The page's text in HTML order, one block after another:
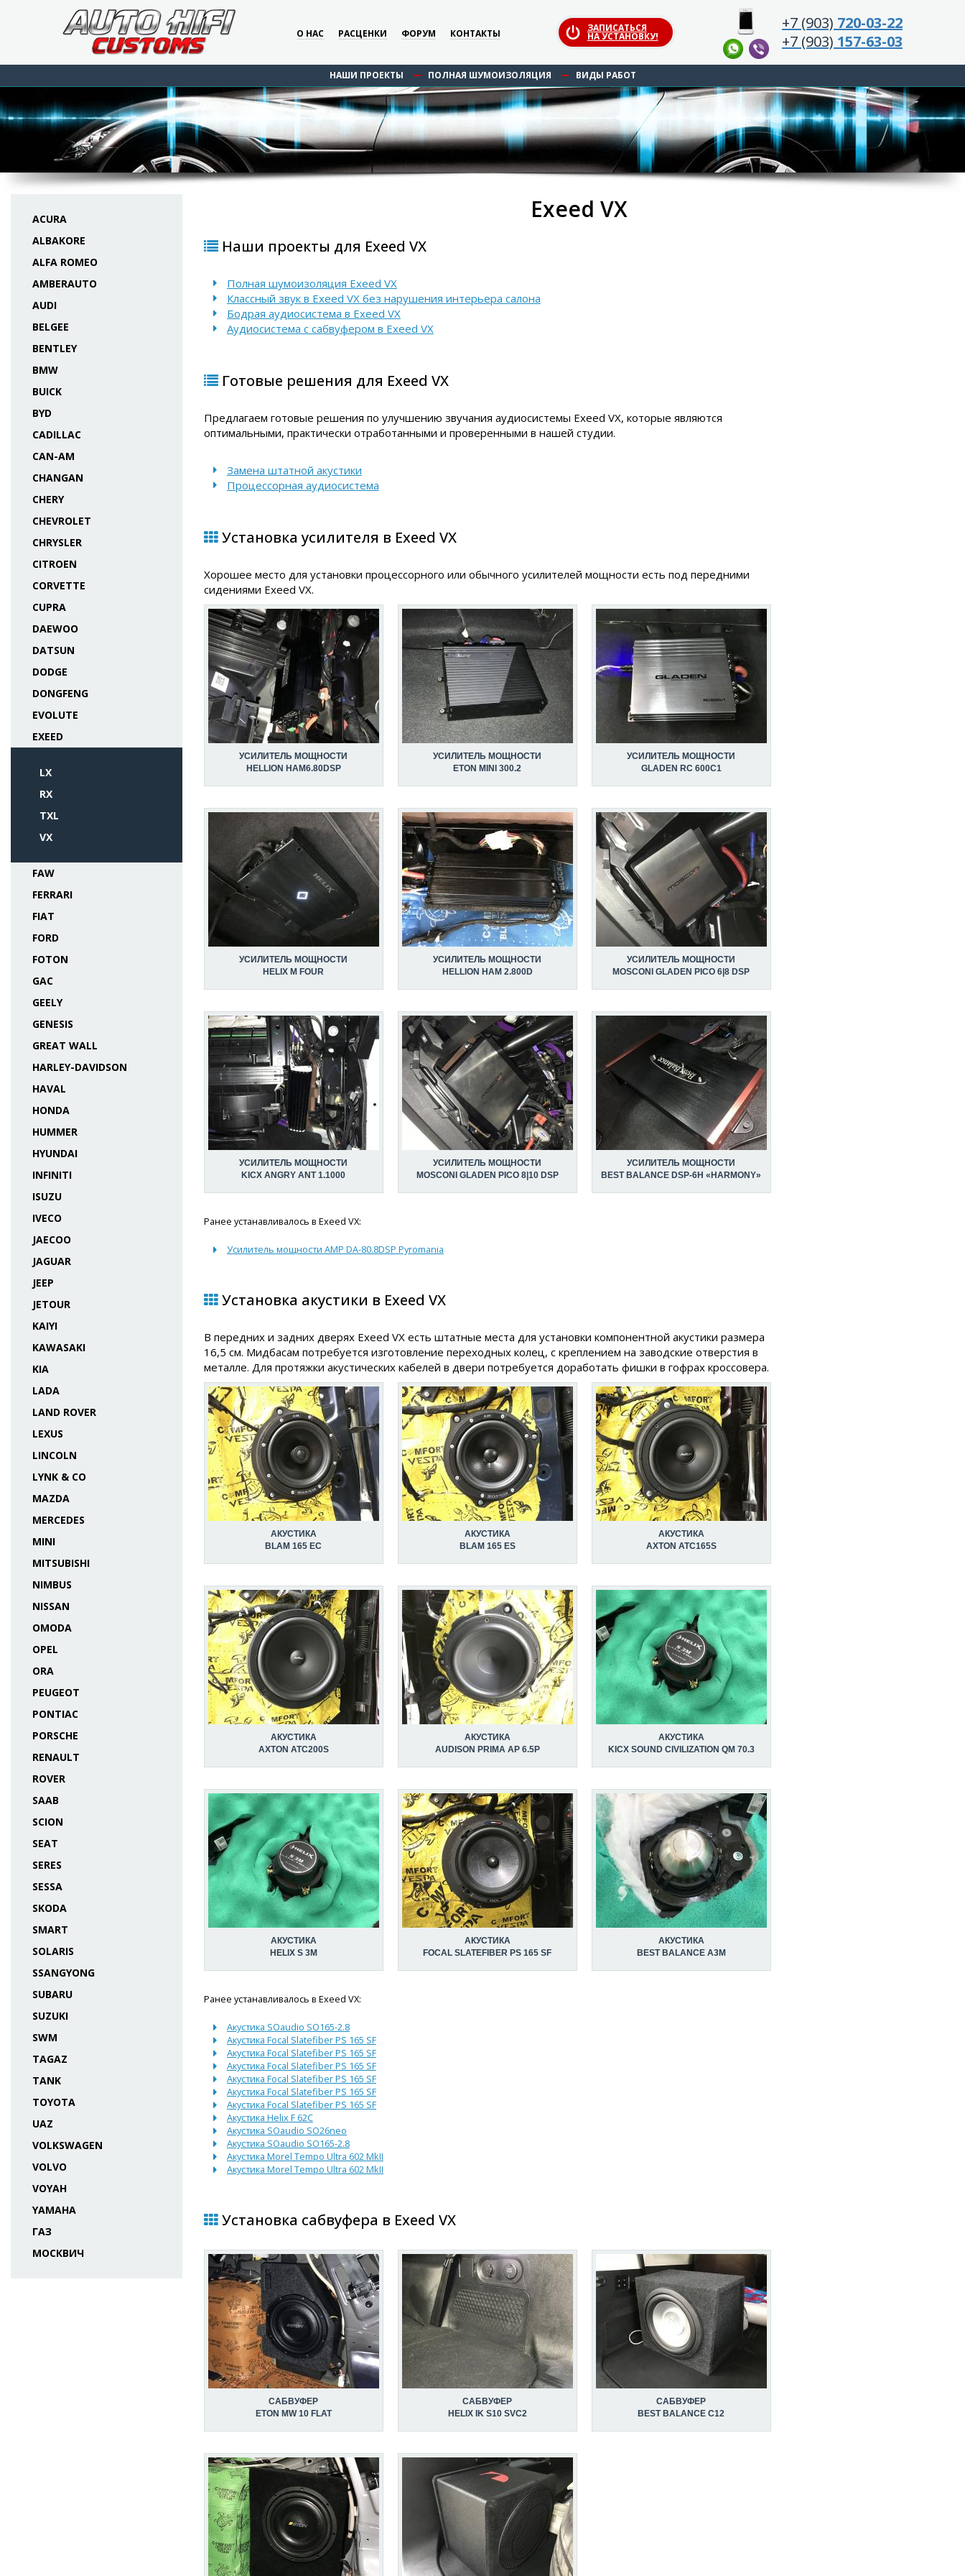
О НАС РАСЦЕНКИ ФОРУМ КОНТАКТЫ ЗАПИСАТЬСЯ
НА УСТАНОВКУ!
+7 (903) 720-03-22
+7 (903) 157-63-03
НАШИ ПРОЕКТЫ ПОЛНАЯ ШУМОИЗОЛЯЦИЯ ВИДЫ РАБОТ
ACURA
ALBAKORE
ALFA ROMEO
AMBERAUTO
AUDI
BELGEE
BENTLEY
BMW
BUICK
BYD
CADILLAC
CAN-AM
CHANGAN
CHERY
CHEVROLET
CHRYSLER
CITROEN
CORVETTE
CUPRA
DAEWOO
DATSUN
DODGE
DONGFENG
EVOLUTE
EXEED
LX
RX
TXL
VX
FAW
FERRARI
FIAT
FORD
FOTON
GAC
GEELY
GENESIS
GREAT WALL
HARLEY-DAVIDSON
HAVAL
HONDA
HUMMER
HYUNDAI
INFINITI
ISUZU
IVECO
JAECOO
JAGUAR
JEEP
JETOUR
KAIYI
KAWASAKI
KIA
LADA
LAND ROVER
LEXUS
LINCOLN
LYNK & CO
MAZDA
MERCEDES
MINI
MITSUBISHI
NIMBUS
NISSAN
OMODA
OPEL
ORA
PEUGEOT
PONTIAC
PORSCHE
RENAULT
ROVER
SAAB
SCION
SEAT
SERES
SESSA
SKODA
SMART
SOLARIS
SSANGYONG
SUBARU
SUZUKI
SWM
TAGAZ
TANK
TOYOTA
UAZ
VOLKSWAGEN
VOLVO
VOYAH
YAMAHA
ГАЗ
МОСКВИЧ
Exeed VX
Наши проекты для Exeed VX
Полная шумоизоляция Exeed VX
Классный звук в Exeed VX без нарушения интерьера салона
Бодрая аудиосистема в Exeed VX
Аудиосистема с сабвуфером в Exeed VX
Готовые решения для Exeed VX
Предлагаем готовые решения по улучшению звучания аудиосистемы Exeed VX, которые являются
оптимальными, практически отработанными и проверенными в нашей студии.
Замена штатной акустики
Процессорная аудиосистема
Установка усилителя в Exeed VX
Хорошее место для установки процессорного или обычного усилителей мощности есть под передними
сидениями Exeed VX.
УСИЛИТЕЛЬ МОЩНОСТИ
HELLION HAM6.80DSP
УСИЛИТЕЛЬ МОЩНОСТИ
ETON MINI 300.2
УСИЛИТЕЛЬ МОЩНОСТИ
GLADEN RC 600C1
УСИЛИТЕЛЬ МОЩНОСТИ
HELIX M FOUR
УСИЛИТЕЛЬ МОЩНОСТИ
HELLION HAM 2.800D
УСИЛИТЕЛЬ МОЩНОСТИ
MOSCONI GLADEN PICO 6|8 DSP
УСИЛИТЕЛЬ МОЩНОСТИ
KICX ANGRY ANT 1.1000
УСИЛИТЕЛЬ МОЩНОСТИ
MOSCONI GLADEN PICO 8|10 DSP
УСИЛИТЕЛЬ МОЩНОСТИ
BEST BALANCE DSP-6H «HARMONY»
Ранее устанавливалось в Exeed VX:
Усилитель мощности AMP DA-80.8DSP Pyromania
Установка акустики в Exeed VX
В передних и задних дверях Exeed VX есть штатные места для установки компонентной акустики размера
16,5 см. Мидбасам потребуется изготовление переходных колец, с креплением на заводские отверстия в
металле. Для протяжки акустических кабелей в двери потребуется доработать фишки в гофрах кроссовера.
АКУСТИКА
BLAM 165 EC
АКУСТИКА
BLAM 165 ES
АКУСТИКА
AXTON ATC165S
АКУСТИКА
AXTON ATC200S
АКУСТИКА
AUDISON PRIMA AP 6.5P
АКУСТИКА
KICX SOUND CIVILIZATION QM 70.3
АКУСТИКА
HELIX S 3M
АКУСТИКА
FOCAL SLATEFIBER PS 165 SF
АКУСТИКА
BEST BALANCE A3M
Ранее устанавливалось в Exeed VX:
Акустика SOaudio SO165-2.8
Акустика Focal Slatefiber PS 165 SF
Акустика Focal Slatefiber PS 165 SF
Акустика Focal Slatefiber PS 165 SF
Акустика Focal Slatefiber PS 165 SF
Акустика Focal Slatefiber PS 165 SF
Акустика Focal Slatefiber PS 165 SF
Акустика Helix F 62C
Акустика SOaudio SO26neo
Акустика SOaudio SO165-2.8
Акустика Morel Tempo Ultra 602 MkII
Акустика Morel Tempo Ultra 602 MkII
Установка сабвуфера в Exeed VX
САБВУФЕР
ETON MW 10 FLAT
САБВУФЕР
HELIX IK S10 SVC2
САБВУФЕР
BEST BALANCE C12